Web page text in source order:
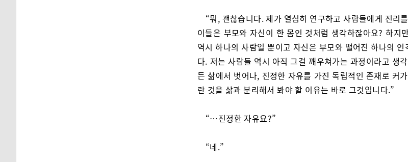
“뭐, 괜찮습니다. 제가 열심히 연구하고 사람들에게 진리
이들은 부모와 자신이 한 몸인 것처럼 생각하잖아요? 하지
역시 하나의 사람일 뿐이고 자신은 부모와 떨어진 하나의
다. 저는 사람들 역시 아직 그걸 깨우쳐가는 과정이라고 생
든 삶에서 벗어나, 진정한 자유를 가진 독립적인 존재로 커
란 것을 삶과 분리해서 봐야 할 이유는 바로 그것입니다.”
“…진정한 자유요?”
“네.”